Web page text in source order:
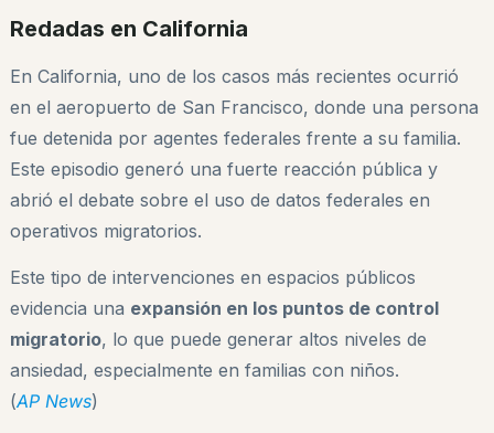
Redadas en California
En California, uno de los casos más recientes ocurrió
en el aeropuerto de San Francisco, donde una persona
fue detenida por agentes federales frente a su familia.
Este episodio generó una fuerte reacción pública y
abrió el debate sobre el uso de datos federales en
operativos migratorios.
Este tipo de intervenciones en espacios públicos
evidencia una expansión en los puntos de control
migratorio, lo que puede generar altos niveles de
ansiedad, especialmente en familias con niños.
(AP News)